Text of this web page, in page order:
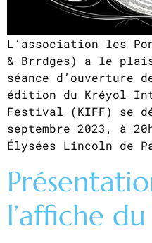
L’association les
& Brrdges) a le
séance d’ouverture
édition du Kréyol
Festival (KIFF) se
septembre 2023, à
Élysées Lincoln de
l’affiche